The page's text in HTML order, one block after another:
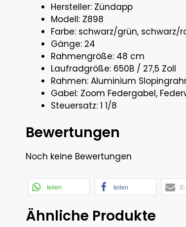
Hersteller: Zündapp
Modell: Z898
Farbe: schwarz/grün, schwarz/
Gänge: 24
Rahmengröße: 48 cm
Laufradgröße: 650B / 27,5 Zoll
Rahmen: Aluminium
Gabel: Zoom Federgabel,
Steuersatz: 1 1/8
Bewertungen
Noch keine Bewertungen
teilen teilen
Ähnliche Produkte